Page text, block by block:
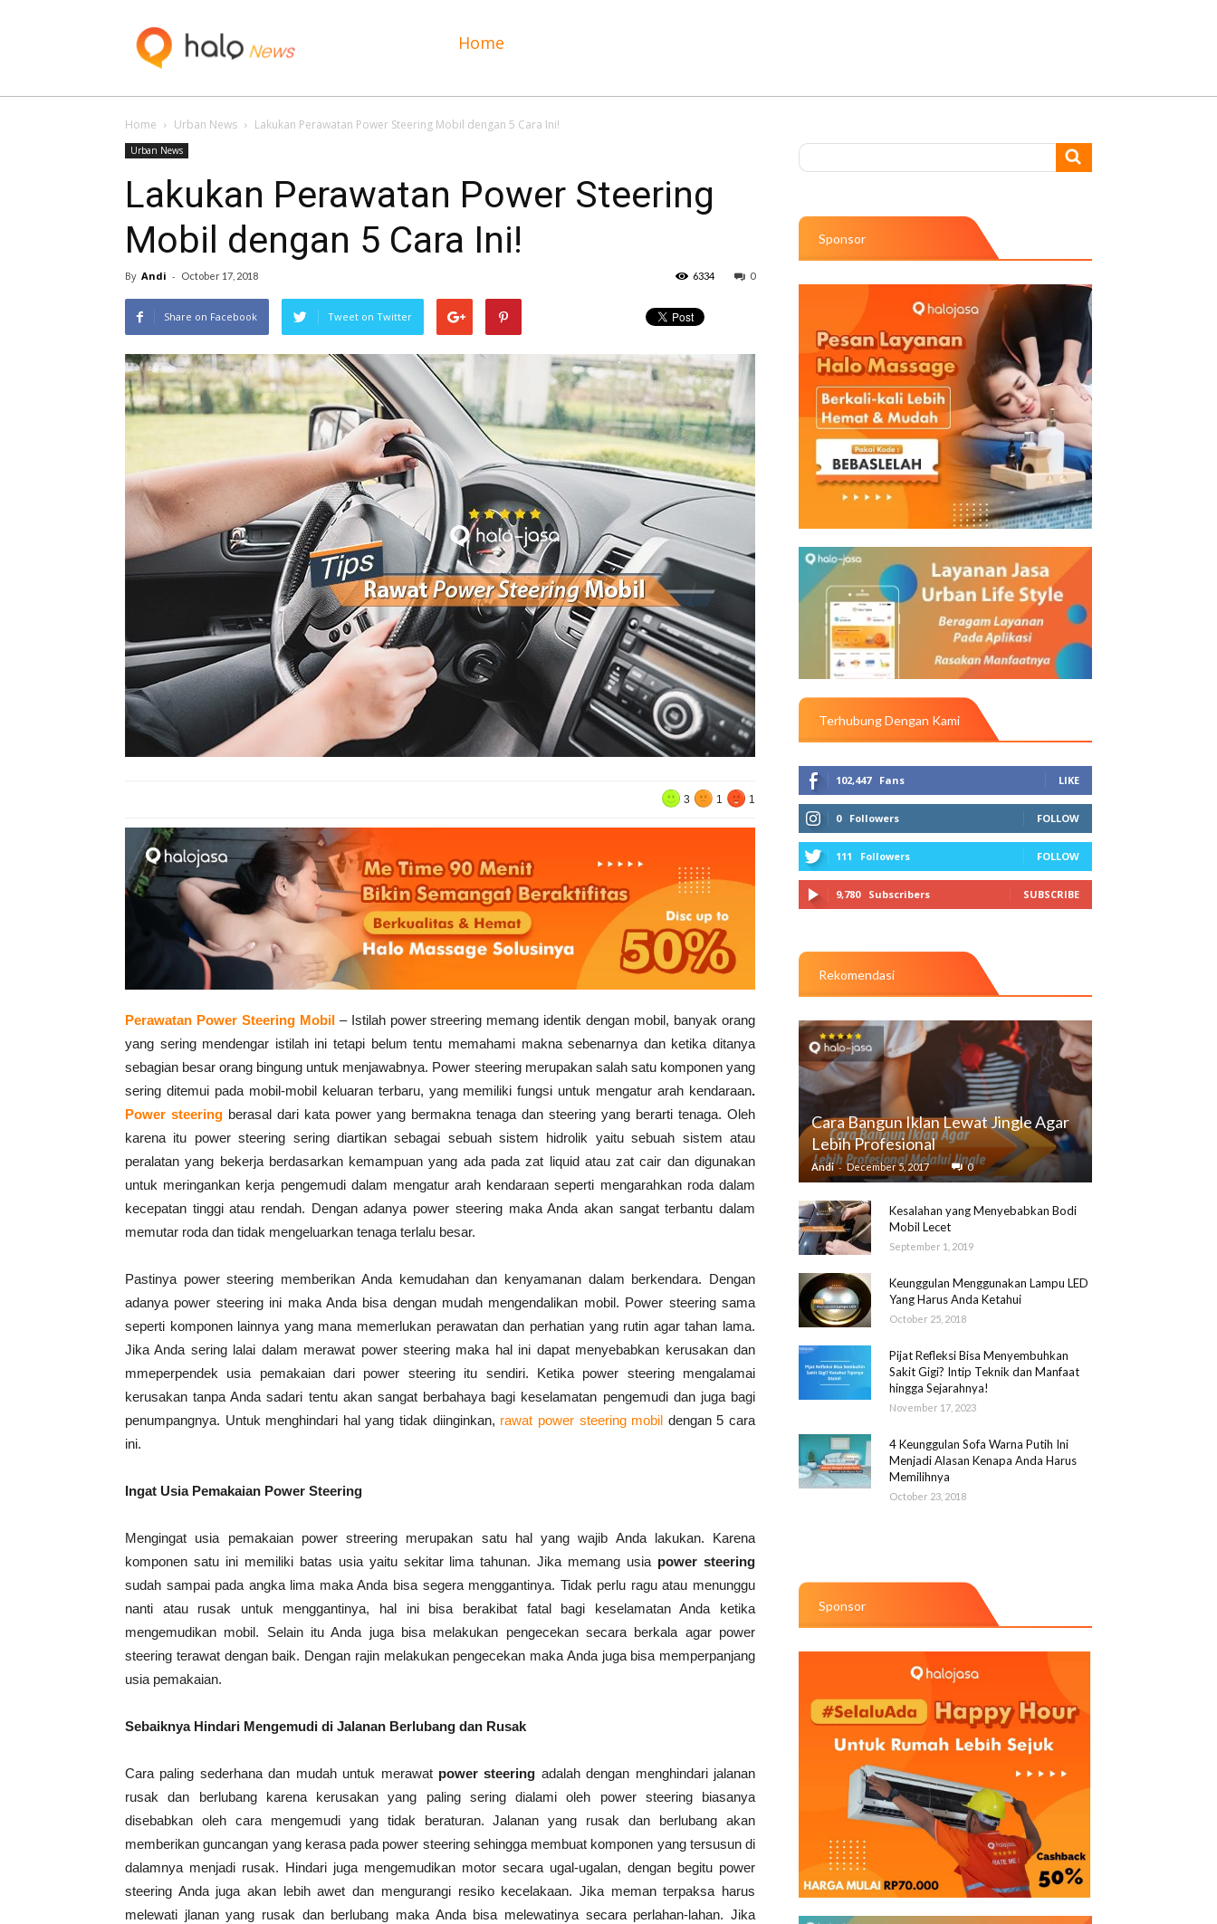
Home
Home Urban News Lakukan Perawatan Power Steering Mobil dengan 5 Cara Ini!
Urban News
Lakukan Perawatan Power Steering
Mobil dengan 5 Cara Ini!
By Andi - October 17, 2018 0
6334
Share on Facebook Tweet on Twitter
3 1 1
Perawatan Power Steering Mobil– Istilah power streering memang identik dengan mobil, banyak orang
yang sering mendengar istilah ini tetapi belum tentu memahami makna sebenarnya dan ketika ditanya
sebagian besar orang bingung untuk menjawabnya. Power steering merupakan salah satu komponen yang
sering ditemui pada mobil-mobil keluaran terbaru, yang memiliki fungsi untuk mengatur arah kendaraan.
Power steering berasal dari kata power yang bermakna tenaga dan steering yang berarti tenaga. Oleh
karena itu power steering sering diartikan sebagai sebuah sistem hidrolik yaitu sebuah sistem atau
peralatan yang bekerja berdasarkan kemampuan yang ada pada zat liquid atau zat cair dan digunakan
untuk meringankan kerja pengemudi dalam mengatur arah kendaraan seperti mengarahkan roda dalam
kecepatan tinggi atau rendah. Dengan adanya power steering maka Anda akan sangat terbantu dalam
memutar roda dan tidak mengeluarkan tenaga terlalu besar.
Pastinya power steering memberikan Anda kemudahan dan kenyamanan dalam berkendara. Dengan
adanya power steering ini maka Anda bisa dengan mudah mengendalikan mobil. Power steering sama
seperti komponen lainnya yang mana memerlukan perawatan dan perhatian yang rutin agar tahan lama.
Jika Anda sering lalai dalam merawat power steering maka hal ini dapat menyebabkan kerusakan dan
mmeperpendek usia pemakaian dari power steering itu sendiri. Ketika power steering mengalamai
kerusakan tanpa Anda sadari tentu akan sangat berbahaya bagi keselamatan pengemudi dan juga bagi
penumpangnya. Untuk menghindari hal yang tidak diinginkan, rawat power steering mobil dengan 5 cara
ini.
Ingat Usia Pemakaian Power Steering
Mengingat usia pemakaian power streering merupakan satu hal yang wajib Anda lakukan. Karena
komponen satu ini memiliki batas usia yaitu sekitar lima tahunan. Jika memang usia power steering
sudah sampai pada angka lima maka Anda bisa segera menggantinya. Tidak perlu ragu atau menunggu
nanti atau rusak untuk menggantinya, hal ini bisa berakibat fatal bagi keselamatan Anda ketika
mengemudikan mobil. Selain itu Anda juga bisa melakukan pengecekan secara berkala agar power
steering terawat dengan baik. Dengan rajin melakukan pengecekan maka Anda juga bisa memperpanjang
usia pemakaian.
Sebaiknya Hindari Mengemudi di Jalanan Berlubang dan Rusak
Cara paling sederhana dan mudah untuk merawat power steering adalah dengan menghindari jalanan
rusak dan berlubang karena kerusakan yang paling sering dialami oleh power steering biasanya
disebabkan oleh cara mengemudi yang tidak beraturan. Jalanan yang rusak dan berlubang akan
memberikan guncangan yang kerasa pada power steering sehingga membuat komponen yang tersusun di
dalamnya menjadi rusak. Hindari juga mengemudikan motor secara ugal-ugalan, dengan begitu power
steering Anda juga akan lebih awet dan mengurangi resiko kecelakaan. Jika meman terpaksa harus
melewati jlanan yang rusak dan berlubang maka Anda bisa melewatinya secara perlahan-lahan. Jika
Sponsor
Terhubung Dengan Kami
102,447 Fans LIKE
0 Followers FOLLOW
111 Followers FOLLOW
9,780 Subscribers SUBSCRIBE
Rekomendasi
Cara Bangun Iklan Lewat Jingle Agar
Lebih Profesional
Andi - December 5, 2017 0
Kesalahan yang Menyebabkan Bodi
Mobil Lecet
September 1, 2019
Keunggulan Menggunakan Lampu LED
Yang Harus Anda Ketahui
October 25, 2018
Pijat Refleksi Bisa Menyembuhkan
Sakit Gigi? Intip Teknik dan Manfaat
hingga Sejarahnya!
November 17, 2023
4 Keunggulan Sofa Warna Putih Ini
Menjadi Alasan Kenapa Anda Harus
Memilihnya
October 23, 2018
Sponsor